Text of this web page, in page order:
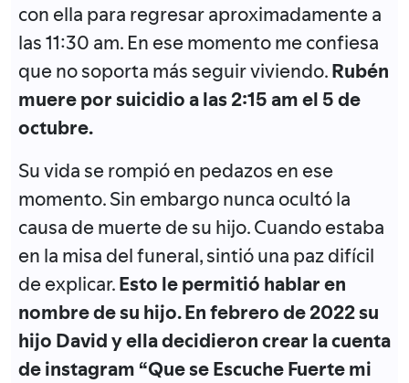
con ella para regresar aproximadamente a
las 11:30 am. En ese momento me confiesa
que no soporta más seguir viviendo.Rubén
muere por suicidio a las 2:15 am el 5 de
octubre.
Su vida se rompió en pedazos en ese
momento. Sin embargo nunca ocultó la
causa de muerte de su hijo. Cuando estaba
en la misa del funeral, sintió una paz difícil
de explicar.Esto le permitió hablar en
nombre de su hijo. En febrero de 2022 su
hijo David y ella decidieron crear la cuenta
de instagram “Que se Escuche Fuerte mi